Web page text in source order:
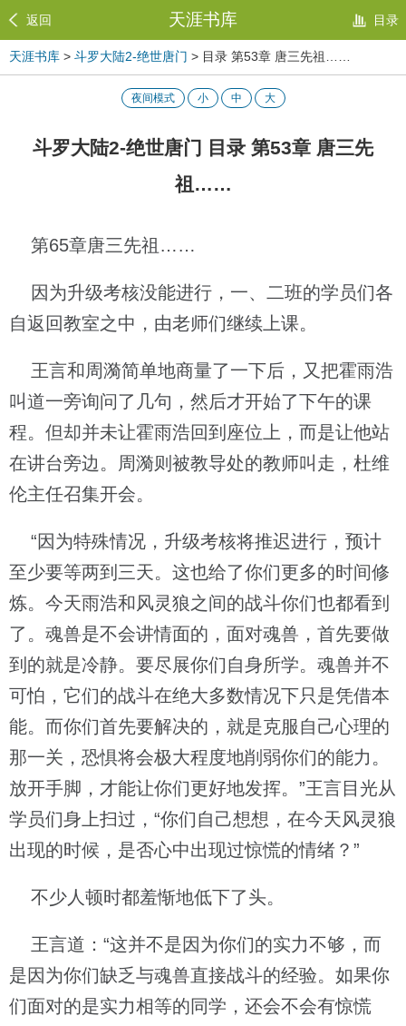
返回 天涯书库 目录
天涯书库 > 斗罗大陆2-绝世唐门 > 目录 第53章 唐三先祖……
夜间模式 小 中 大
斗罗大陆2-绝世唐门 目录 第53章 唐三先
祖……
第65章唐三先祖……
因为升级考核没能进行，一、二班的学员们各
自返回教室之中，由老师们继续上课。
王言和周漪简单地商量了一下后，又把霍雨浩
叫道一旁询问了几句，然后才开始了下午的课
程。但却并未让霍雨浩回到座位上，而是让他站
在讲台旁边。周漪则被教导处的教师叫走，杜维
伦主任召集开会。
“因为特殊情况，升级考核将推迟进行，预计
至少要等两到三天。这也给了你们更多的时间修
炼。今天雨浩和风灵狼之间的战斗你们也都看到
了。魂兽是不会讲情面的，面对魂兽，首先要做
到的就是冷静。要尽展你们自身所学。魂兽并不
可怕，它们的战斗在绝大多数情况下只是凭借本
能。而你们首先要解决的，就是克服自己心理的
那一关，恐惧将会极大程度地削弱你们的能力。
放开手脚，才能让你们更好地发挥。”王言目光从
学员们身上扫过，“你们自己想想，在今天风灵狼
出现的时候，是否心中出现过惊慌的情绪？”
不少人顿时都羞惭地低下了头。
王言道：“这并不是因为你们的实力不够，而
是因为你们缺乏与魂兽直接战斗的经验。如果你
们面对的是实力相等的同学，还会不会有惊慌